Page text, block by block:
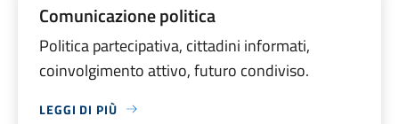
Comunicazione politica
Politica partecipativa, cittadini informati,
coinvolgimento attivo, futuro condiviso.
LEGGI DI PIÙ